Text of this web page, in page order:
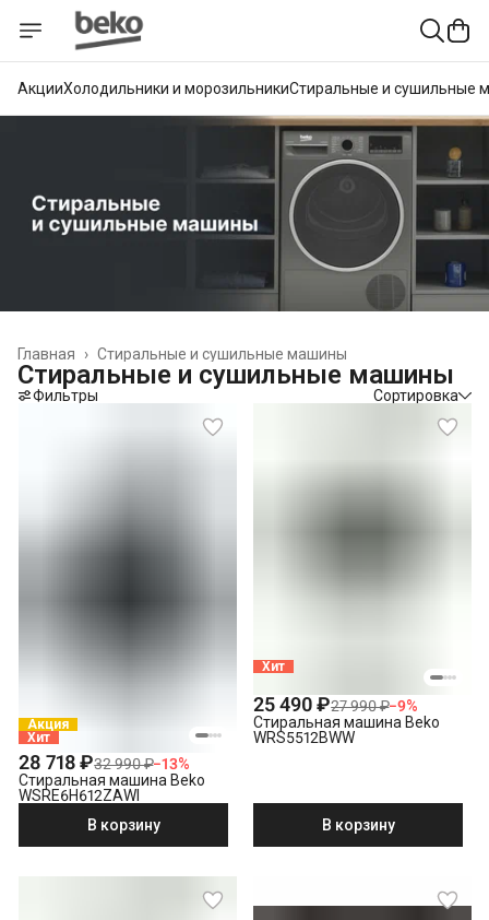
АкцииХолодильники и морозильникиСтиральные и сушильные
Стиральные и сушильные машины
Главная ›
Стиральные и сушильные машины
Фильтры Сортировка
Акция
Хит
28 718 ₽32 990 ₽−13%
Стиральная машина Beko
WSRE6H612ZAWI
В корзину
Хит
25 490 ₽27 990 ₽−9%
Стиральная машина Beko
WRS5512BWW
В корзину